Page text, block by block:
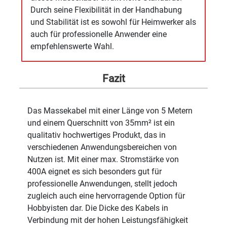
Durch seine Flexibilität in der Handhabung
und Stabilität ist es sowohl für Heimwerker als
auch für professionelle Anwender eine
empfehlenswerte Wahl.
Fazit
Das Massekabel mit einer Länge von 5 Metern
und einem Querschnitt von 35mm² ist ein
qualitativ hochwertiges Produkt, das in
verschiedenen Anwendungsbereichen von
Nutzen ist. Mit einer max. Stromstärke von
400A eignet es sich besonders gut für
professionelle Anwendungen, stellt jedoch
zugleich auch eine hervorragende Option für
Hobbyisten dar. Die Dicke des Kabels in
Verbindung mit der hohen Leistungsfähigkeit